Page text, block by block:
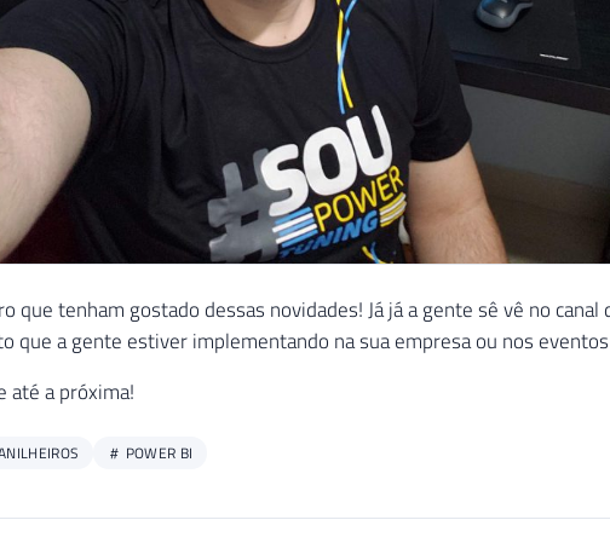
que tenham gostado dessas novidades! Já já a gente sê vê no canal
que a gente estiver implementando na sua empresa ou nos
até a próxima!
POWER BI